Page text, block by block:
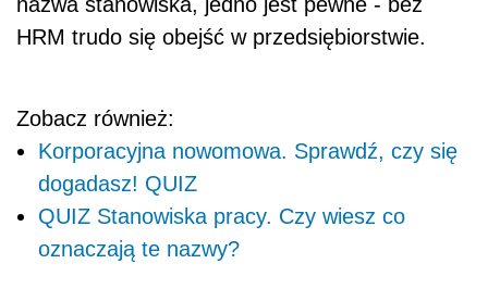
HRM trudo się obejść w przedsiębiorstwie.
Zobacz również:
Korporacyjna nowomowa. Sprawdź, czy się
dogadasz! QUIZ
QUIZ Stanowiska pracy. Czy wiesz co
oznaczają te nazwy?